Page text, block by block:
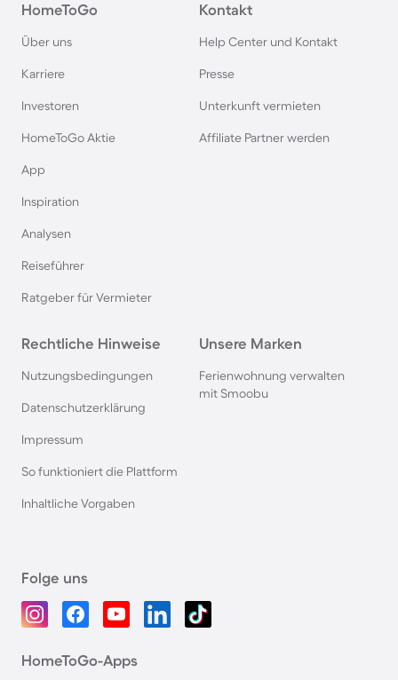
HomeToGo
Über uns
Karriere
Investoren
HomeToGo Aktie
App
Inspiration
Analysen
Reiseführer
Ratgeber für Vermieter
Kontakt
Help Center und Kontakt
Presse
Unterkunft vermieten
Affiliate Partner werden
Rechtliche Hinweise
Nutzungsbedingungen
Datenschutzerklärung
Impressum
So funktioniert die Plattform
Inhaltliche Vorgaben
Unsere Marken
Ferienwohnung verwalten
mit Smoobu
Folge uns
HomeToGo-Apps